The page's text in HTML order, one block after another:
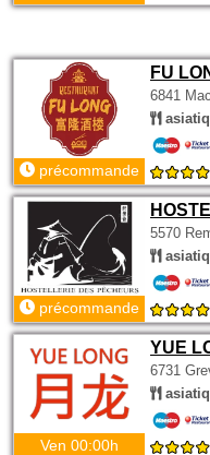
FU
6841
précommande
5570
précommande
YUE
6731
Ven 00:00h